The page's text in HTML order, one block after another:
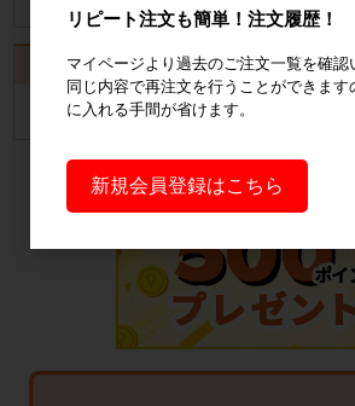
カート
カートは空です
リピート注文も簡単！注文履歴！
マイページより過去のご注文一覧を確認
同じ内容で再注文を行うことができます
に入れる手間が省けます。
新規会員登録はこちら